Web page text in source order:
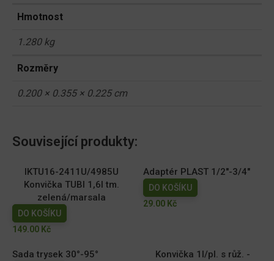
Hmotnost
1.280 kg
Rozměry
0.200 × 0.355 × 0.225 cm
Související produkty:
IKTU16-2411U/4985U
Konvička TUBI 1,6l tm.
zelená/marsala
DO KOŠÍKU
149.00 Kč
Adaptér PLAST 1/2"-3/4"
DO KOŠÍKU
29.00 Kč
Sada trysek 30°-95°
Konvička 1l/pl. s růž. -